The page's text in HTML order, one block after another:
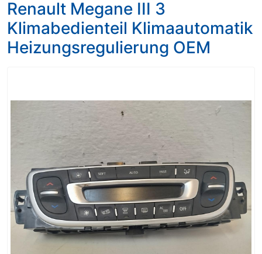
Renault Megane III 3
Klimabedienteil Klimaautomatik
Heizungsregulierung OEM